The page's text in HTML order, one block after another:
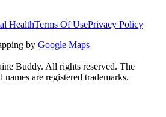
HealthTerms Of UsePrivacy Policy
by Google Maps
Buddy. All rights reserved. The
are registered trademarks.